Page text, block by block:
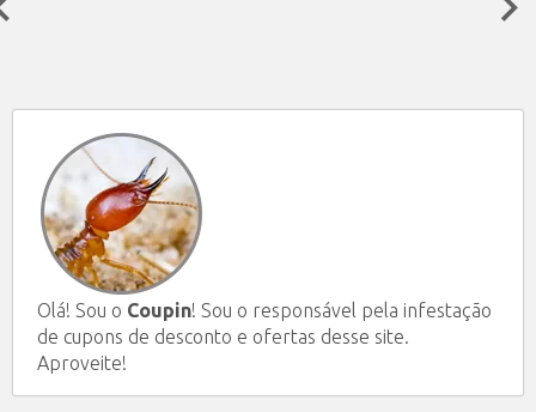
Olá! Sou o Coupin! Sou o responsável pela infestação
de cupons de desconto e ofertas desse site.
Aproveite!